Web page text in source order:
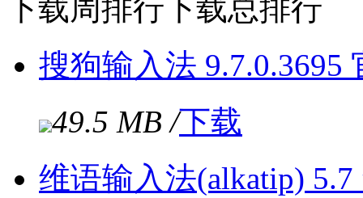
下载周排行下载总排行
搜狗输入法 9.7.0.3695
49.5 MB /下载
维语输入法(alkatip)